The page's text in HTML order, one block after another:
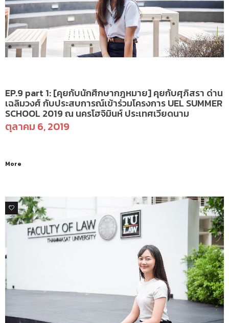
EP.9 part 1: [คุยกับนักศึกษากฎหมาย] คุยกับศุภิสรา​ ด่าน​
เฉลิม​วงศ์ กับประสบการณ์เข้าร่วมโครงการ UEL SUMMER
SCHOOL 2019 ณ นครโฮจิมินห์ ประเทศเวียดนาม
ตุลาคม 6, 2019
More
0